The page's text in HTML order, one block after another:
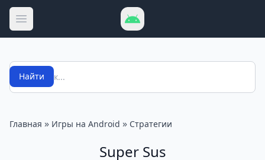
Открыть меню
Поиск
Найти
Главная » Игры на Android » Стратегии
Super Sus